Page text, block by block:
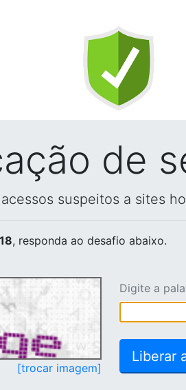
de
suspeitos a sites
, responda ao desafio abaixo.
[trocar imagem]
Digite a